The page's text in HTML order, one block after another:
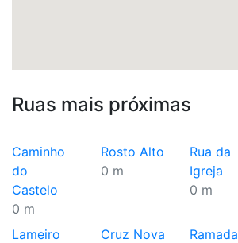
Ruas mais próximas
Caminho
do
Castelo
0 m
Rosto Alto
0 m
Rua da
Igreja
0 m
Lameiro
Cruz Nova
Ramada